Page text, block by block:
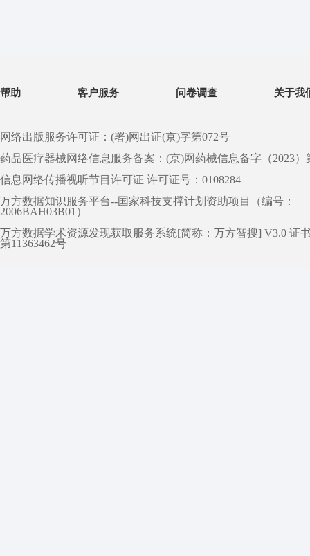
帮助 客户服务 问卷调查 关于我
网络出版服务许可证：(署)网出证(京)字第072号
药品医疗器械网络信息服务备案：(京)网药械信息备字（2023）
信息网络传播视听节目许可证 许可证号：0108284
万方数据知识服务平台--国家科技支撑计划资助项目（编号：
2006BAH03B01）
万方数据学术资源发现获取服务系统[简称：万方智搜] V3.0 证
第11363462号